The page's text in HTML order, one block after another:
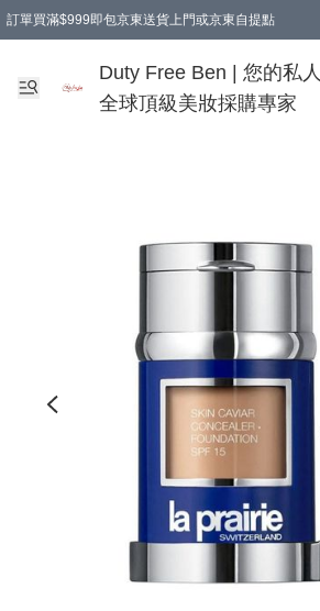
訂單買滿$999即包京東送貨上門或京東自提點
Duty Free Ben | 您的私人
全球頂級美妝採購專家